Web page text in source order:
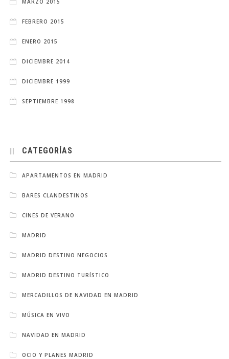
FEBRERO 2015
ENERO 2015
DICIEMBRE 2014
DICIEMBRE 1999
SEPTIEMBRE 1998
CATEGORÍAS
APARTAMENTOS EN MADRID
BARES CLANDESTINOS
CINES DE VERANO
MADRID
MADRID DESTINO NEGOCIOS
MADRID DESTINO TURÍSTICO
MERCADILLOS DE NAVIDAD EN MADRID
MÚSICA EN VIVO
NAVIDAD EN MADRID
OCIO Y PLANES MADRID